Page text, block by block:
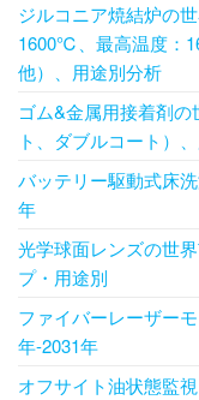
ジルコニア焼結炉の
1600℃、最高温度：
他）、用途別分析
ゴム&金属用接着剤
ト、ダブルコート）
バッテリー駆動式床
年
光学球面レンズの世
プ・用途別
ファイバーレーザー
年-2031年
オフサイト油状態監